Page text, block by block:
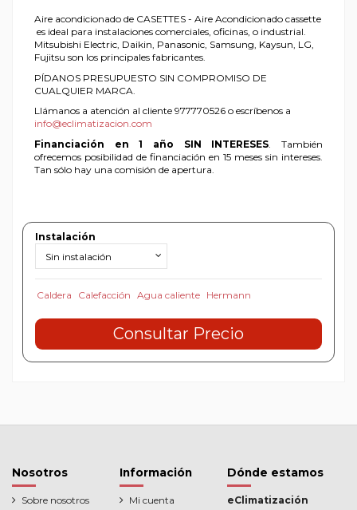
Aire acondicionado de CASETTES - Aire Acondicionado cassette
es ideal para instalaciones comerciales, oficinas, o industrial.
Mitsubishi Electric, Daikin, Panasonic, Samsung, Kaysun, LG,
Fujitsu son los principales fabricantes.
PÍDANOS PRESUPUESTO SIN COMPROMISO DE
CUALQUIER MARCA.
Llámanos a atención al cliente 977770526 o escríbenos a
info@eclimatizacion.com
Financiación en 1 año SIN INTERESES . También
ofrecemos posibilidad de financiación en 15 meses sin intereses.
Tan sólo hay una comisión de apertura.
Instalación
Caldera Calefacción Agua caliente Hermann
Consultar Precio
Nosotros
Sobre nosotros
Información
Mi cuenta
Dónde estamos
eClimatización